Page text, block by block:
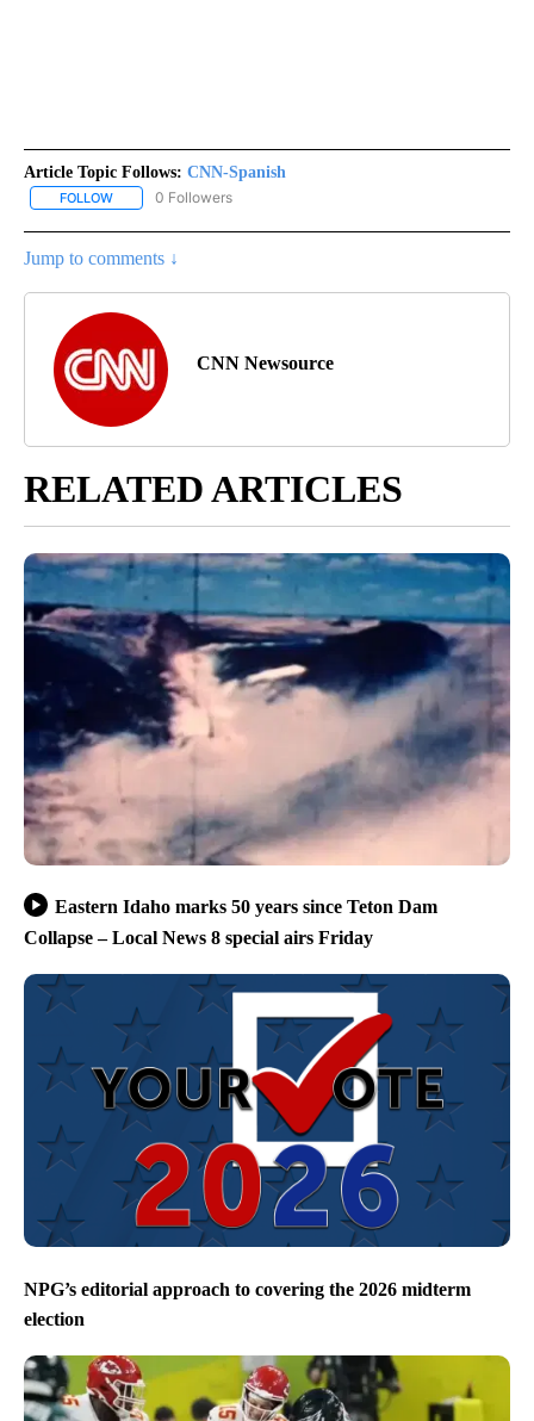
Article Topic Follows: CNN-Spanish
FOLLOW FOLLOW "CNN-SPANISH" TO RECEIVE NOTIFICATIONS ABOUT
0 Followers
Jump to comments ↓
CNN Newsource
RELATED ARTICLES
Eastern Idaho marks 50 years since Teton Dam
Collapse – Local News 8 special airs Friday
NPG’s editorial approach to covering the 2026 midterm
election